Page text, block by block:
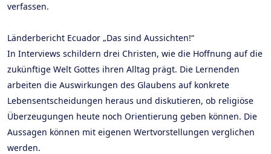
verfassen.
Länderbericht Ecuador „Das sind Aussichten!“
In Interviews schildern drei Christen, wie die Hoffnung auf die
zukünftige Welt Gottes ihren Alltag prägt. Die Lernenden
arbeiten die Auswirkungen des Glaubens auf konkrete
Lebensentscheidungen heraus und diskutieren, ob religiöse
Überzeugungen heute noch Orientierung geben können. Die
Aussagen können mit eigenen Wertvorstellungen verglichen
werden.